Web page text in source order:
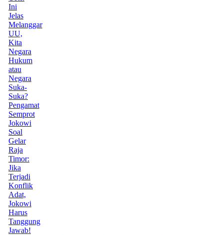
Ini
Jelas
Melanggar
UU,
Kita
Negara
Hukum
atau
Negara
Suka-
Suka?
Pengamat
Semprot
Jokowi
Soal
Gelar
Raja
Timor:
Jika
Terjadi
Konflik
Adat,
Jokowi
Harus
Tanggung
Jawab!